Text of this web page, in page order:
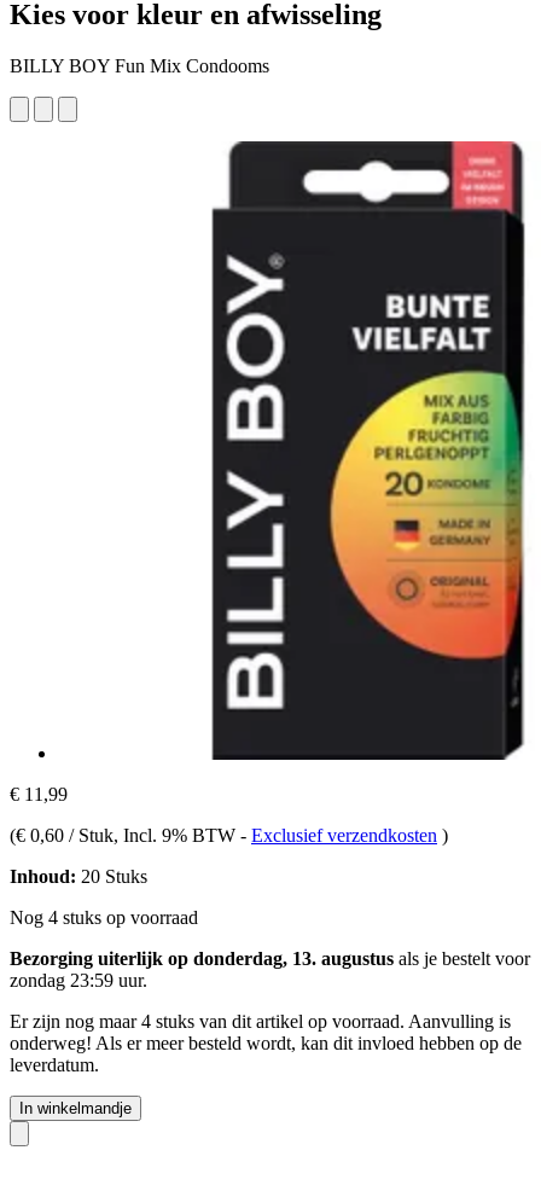
Kies voor kleur en afwisseling
BILLY BOY Fun Mix Condooms
€ 11,99
(€ 0,60 / Stuk, Incl. 9% BTW - Exclusief verzendkosten )
Inhoud: 20 Stuks
Nog 4 stuks op voorraad
Bezorging uiterlijk op donderdag, 13. augustus als je bestelt voor
zondag 23:59 uur.
Er zijn nog maar 4 stuks van dit artikel op voorraad. Aanvulling is
onderweg! Als er meer besteld wordt, kan dit invloed hebben op de
leverdatum.
In winkelmandje